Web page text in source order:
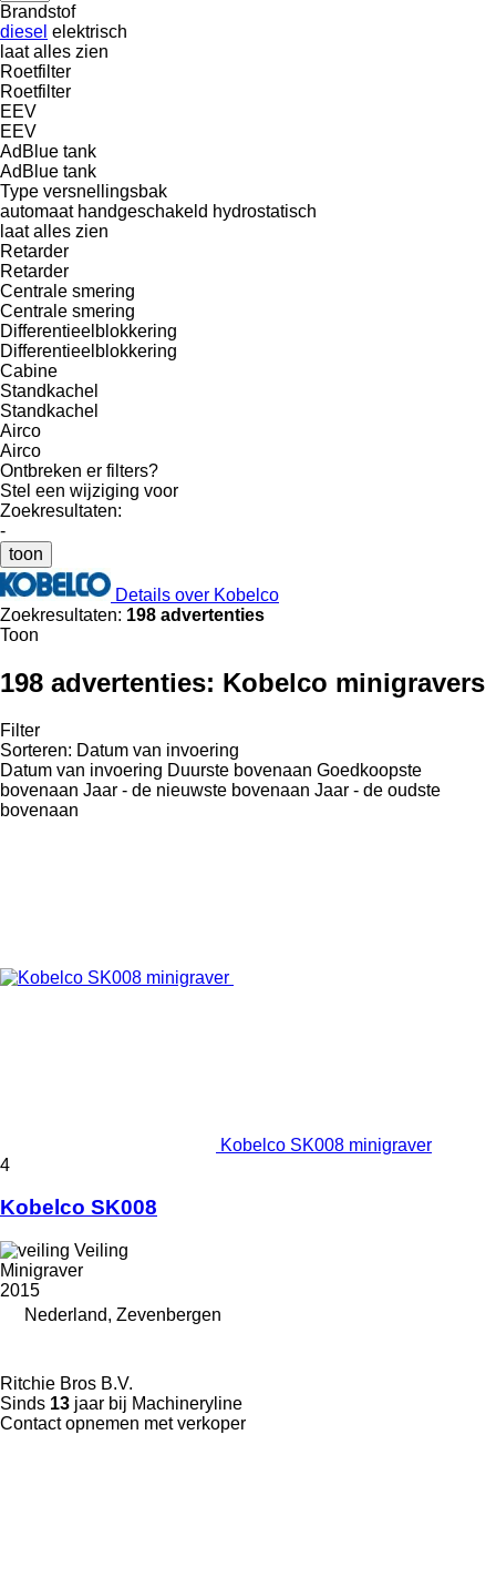
Brandstof
diesel elektrisch
laat alles zien
Roetfilter
Roetfilter
EEV
EEV
AdBlue tank
AdBlue tank
Type versnellingsbak
automaat handgeschakeld hydrostatisch
laat alles zien
Retarder
Retarder
Centrale smering
Centrale smering
Differentieelblokkering
Differentieelblokkering
Cabine
Standkachel
Standkachel
Airco
Airco
Ontbreken er filters?
Stel een wijziging voor
Zoekresultaten:
-
toon
Details over Kobelco
Zoekresultaten: 198 advertenties
Toon
198 advertenties: Kobelco minigravers
Filter
Sorteren: Datum van invoering
Datum van invoering Duurste bovenaan Goedkoopste
bovenaan Jaar - de nieuwste bovenaan Jaar - de oudste
bovenaan
Kobelco SK008 minigraver
4
Kobelco SK008
Veiling
Minigraver
2015
Nederland, Zevenbergen
Ritchie Bros B.V.
Sinds 13 jaar bij Machineryline
Contact opnemen met verkoper